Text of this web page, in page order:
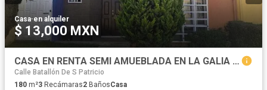
Casa·en alquiler
$ 13,000 MXN
CASA EN RENTA SEMI AMUEBLADA EN LA GALIA TOLUCA
Calle Batallón De S Patricio
180 m²3 Recámaras2 BañosCasa